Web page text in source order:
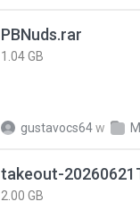
PBNuds.rar
1.04 GB
gustavocs64w
takeout-
2.00 GB